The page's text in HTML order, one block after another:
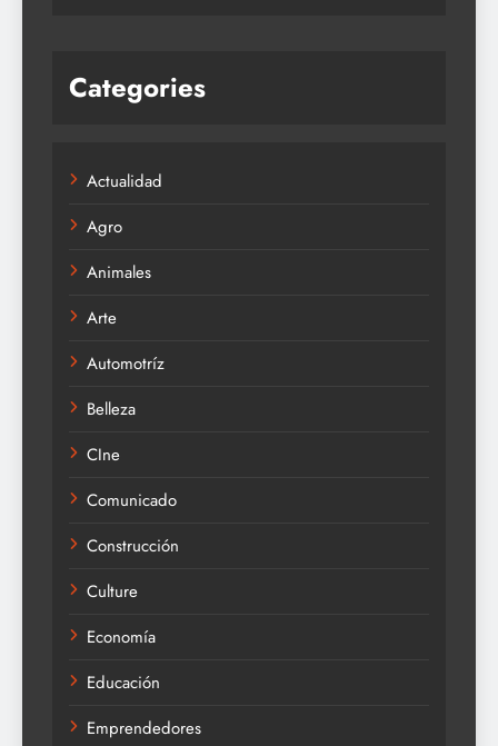
Categories
Actualidad
Agro
Animales
Arte
Automotríz
Belleza
CIne
Comunicado
Construcción
Culture
Economía
Educación
Emprendedores